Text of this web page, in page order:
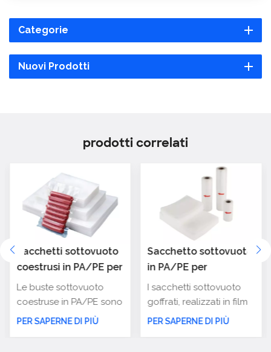
Categorie
Nuovi Prodotti
prodotti correlati
Sacchetti sottovuoto
coestrusi in PA/PE per
confezionamento
alimentare
Le buste sottovuoto
coestruse in PA/PE sono
materiali di imballaggio
PER SAPERNE DI PIÙ
Sacchetto sottovuoto
in PA/PE per
sigillatura alimenti
con microcanali
I sacchetti sottovuoto
goffrati, realizzati in film
coestruso di PA/PE,
PER SAPERNE DI PIÙ